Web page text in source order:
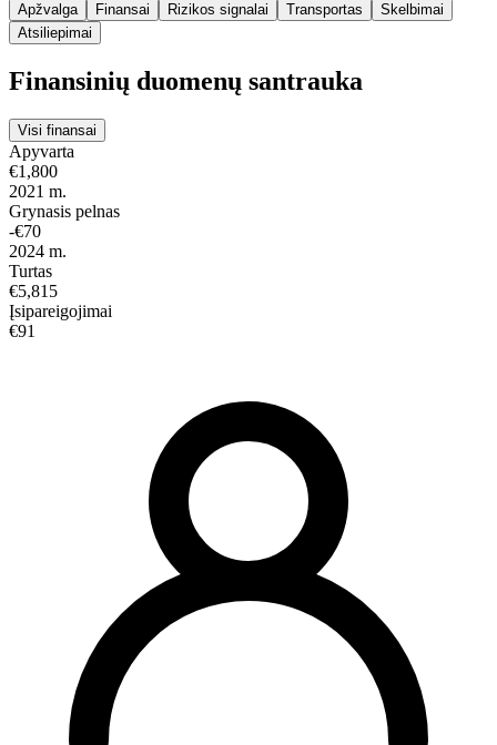
Apžvalga Finansai Rizikos signalai Transportas
Skelbimai
Atsiliepimai
Finansinių duomenų santrauka
Visi finansai
Apyvarta
€1,800
2021 m.
Grynasis pelnas
-€70
2024 m.
Turtas
€5,815
Įsipareigojimai
€91